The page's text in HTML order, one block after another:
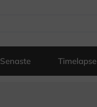
Senaste Timelapse